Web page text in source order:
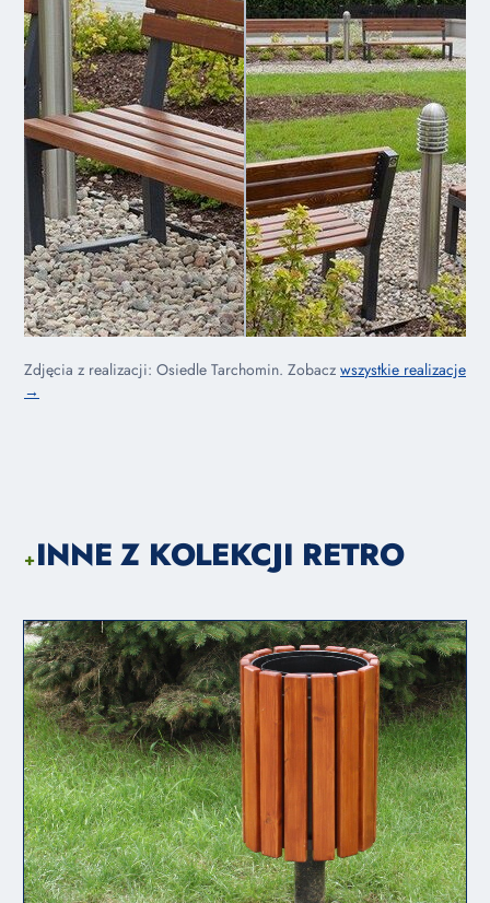
Zdjęcia z realizacji: Osiedle Tarchomin. Zobacz wszystkie realizacje
→
+INNE Z KOLEKCJI RETRO